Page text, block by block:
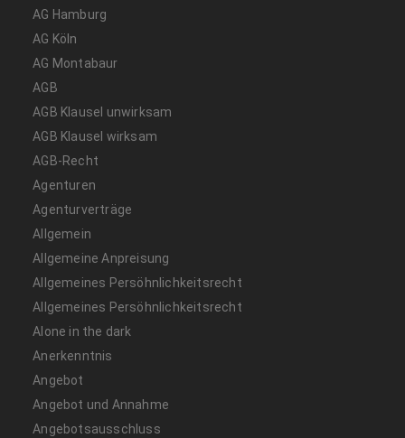
AG Hamburg
AG Köln
AG Montabaur
AGB
AGB Klausel unwirksam
AGB Klausel wirksam
AGB-Recht
Agenturen
Agenturverträge
Allgemein
Allgemeine Anpreisung
Allgemeines Persöhnlichkeitsrecht
Allgemeines Persöhnlichkeitsrecht
Alone in the dark
Anerkenntnis
Angebot
Angebot und Annahme
Angebotsausschluss